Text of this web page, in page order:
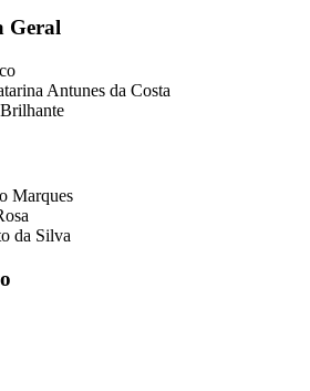
Geral
Antunes da Costa
Marques
da Silva